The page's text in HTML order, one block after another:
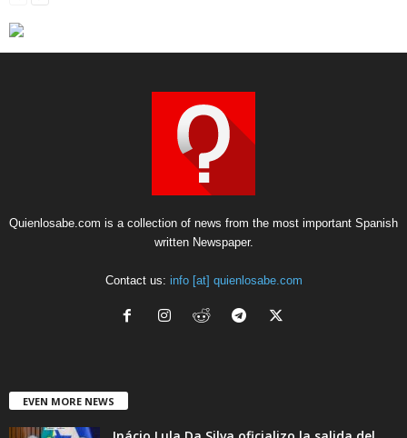
Quienlosabe.com is a collection of news from the most important Spanish
written Newspaper.
Contact us: info [at] quienlosabe.com
EVEN MORE NEWS